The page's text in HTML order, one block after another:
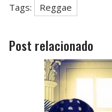
Tags: Reggae
Post relacionado